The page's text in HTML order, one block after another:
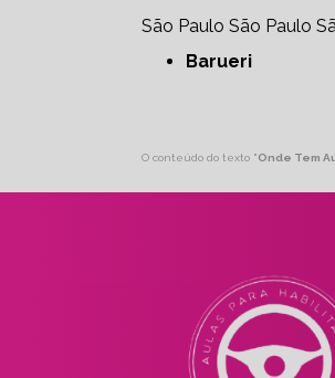
São Paulo São Paulo
Barueri
O conteúdo do texto "Onde Tem